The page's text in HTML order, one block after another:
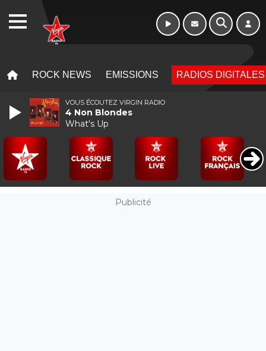
ROCK NEWS EMISSIONS RADIOS DIGITALES
Publicité
VOUS ÉCOUTEZ VIRGIN RADIO
4 Non Blondes
What's Up
WEBRADIO Week-end de 06h
à 12h